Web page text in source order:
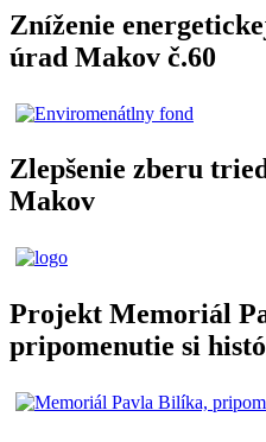
Zníženie
úrad Makov č.60
Zlepšenie zberu
Makov
Projekt Memoriál
pripomenutie si